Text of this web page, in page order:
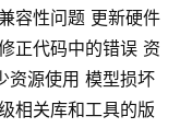
容性问题 更新硬件
正代码中的错误 资
资源使用 模型损坏
相关库和工具的版